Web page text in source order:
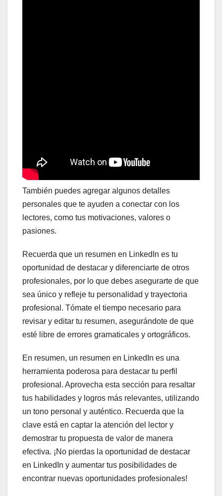
También puedes agregar algunos detalles
personales que te ayuden a conectar con los
lectores, como tus motivaciones, valores o
pasiones.
Recuerda que un resumen en LinkedIn es tu
oportunidad de destacar y diferenciarte de otros
profesionales, por lo que debes asegurarte de que
sea único y refleje tu personalidad y trayectoria
profesional. Tómate el tiempo necesario para
revisar y editar tu resumen, asegurándote de que
esté libre de errores gramaticales y ortográficos.
En resumen, un resumen en LinkedIn es una
herramienta poderosa para destacar tu perfil
profesional. Aprovecha esta sección para resaltar
tus habilidades y logros más relevantes, utilizando
un tono personal y auténtico. Recuerda que la
clave está en captar la atención del lector y
demostrar tu propuesta de valor de manera
efectiva. ¡No pierdas la oportunidad de destacar
en LinkedIn y aumentar tus posibilidades de
encontrar nuevas oportunidades profesionales!